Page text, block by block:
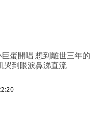
蛋開唱 想到離世三年的
哭到眼淚鼻涕直流